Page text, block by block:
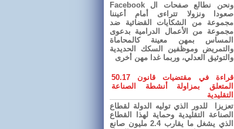
ونحن نطالع صفحات ال Facebook
صعودا ونزولا تتراءى أمام أعيننا
مجموعة من الشكايات القضائية ضد
مجموعة من الأعمال الدرامية بدعوى
المساس بمهن معينة كالمحاماة
والتمريض وموظفين السكك الحديدية
والتوثيق العدلي، وربما غدا مهن أخرى
قراءة في مقتضيات قانون 50.17
المتعلق بمزاولة أنشطة الصناعة
التقليدية
تعزيزا للدور الذي توليه الدولة لقطاع
الصناعة التقليدية وحماية لهذا القطاع
الذي يشغل ما يقارب 2.4 مليون صانع